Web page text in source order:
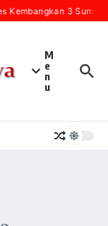
Kembangkan 3
M
e
n
u